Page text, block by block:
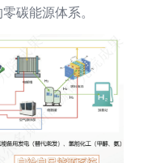
碳能源体系。